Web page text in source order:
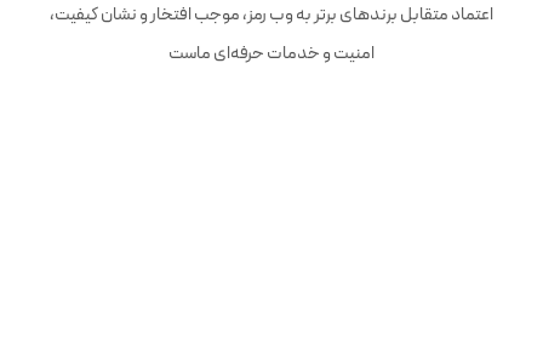
اعتماد متقابل برندهای برتر به وب رمز، موجب افتخار و نشان کیفیت،
امنیت و خدمات حرفه‌ای ماست